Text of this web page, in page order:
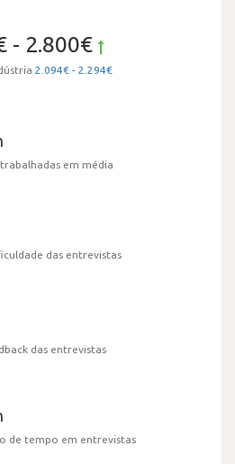
- 2.800€
2.094€ - 2.294€
trabalhadas em média
das entrevistas
das entrevistas
de tempo em entrevistas